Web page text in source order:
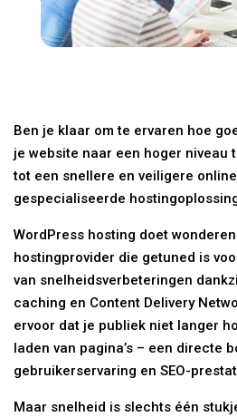
Ben je klaar om te ervaren hoe
je website naar een hoger niveau
tot een snellere en veiligere
gespecialiseerde
WordPress hosting doet
hostingprovider die getuned is
van snelheidsverbeteringen
caching en Content Delivery
ervoor dat je publiek niet langer
laden van pagina’s – een directe
gebruikerservaring en SEO-
Maar snelheid is slechts één